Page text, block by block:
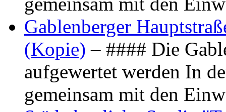
Gablenberger
(Kopie) – #### Die
aufgewertet werden In
gemeinsam mit den